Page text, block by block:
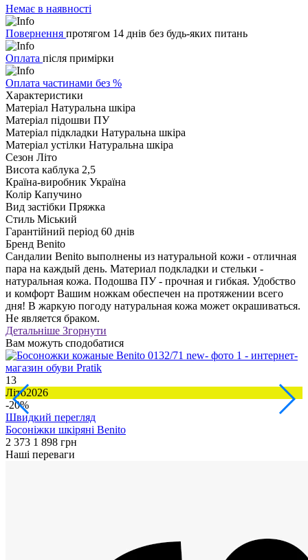
Немає в наявності
Повернення протягом 14 днів без будь-яких питань
Оплата після примірки
Оплата частинами без %
Характеристики
Матеріал Натуральна шкіра
Матеріал підошви ПУ
Матеріал підкладки Натуральна шкіра
Матеріал устілки Натуральна шкіра
Сезон Літо
Висота каблука 2,5
Країна-виробник Україна
Колір Капучино
Вид застібки Пряжка
Стиль Міський
Гарантійний період 60 днів
Бренд Benito
Сандалии Benito выполнены из натуральной кожи - отличная
пара на каждый день. Материал подкладки и стельки -
натуральная кожа. Подошва ПУ - прочная и гибкая. Удобство
и комфорт Вашим ножкам обеспечен на протяжении всего
дня! В жаркую погоду натуральная кожа может окрашиваться.
Не является браком.
Детальніше Згорнути
Вам можуть сподобатися
13
Літо2026
-20%
Швидкий перегляд
Босоніжки шкіряні Benito
2 373 1 898 грн
Наші переваги